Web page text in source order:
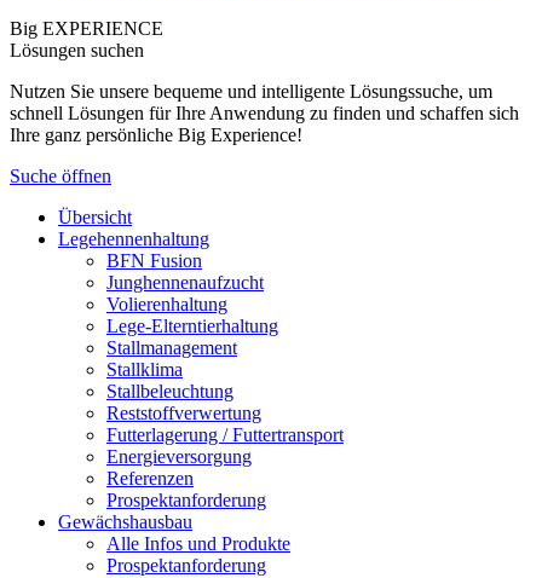
Big EXPERIENCE
Lösungen suchen
Nutzen Sie unsere bequeme und intelligente Lösungssuche, um
schnell Lösungen für Ihre Anwendung zu finden und schaffen sich
Ihre ganz persönliche Big Experience!
Suche öffnen
Übersicht
Legehennenhaltung
BFN Fusion
Junghennenaufzucht
Volierenhaltung
Lege-Elterntierhaltung
Stallmanagement
Stallklima
Stallbeleuchtung
Reststoffverwertung
Futterlagerung / Futtertransport
Energieversorgung
Referenzen
Prospektanforderung
Gewächshausbau
Alle Infos und Produkte
Prospektanforderung